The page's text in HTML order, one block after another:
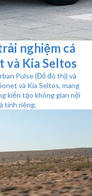
nghiệm cá
và Kia Seltos
Pulse (Đỏ đô thị) và
và Kia Seltos, mang
kiến tạo không gian nội
tính riêng.